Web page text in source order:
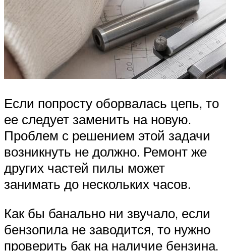
Если попросту оборвалась цепь, то
ее следует заменить на новую.
Проблем с решением этой задачи
возникнуть не должно. Ремонт же
других частей пилы может
занимать до нескольких часов.
Как бы банально ни звучало, если
бензопила не заводится, то нужно
проверить бак на наличие бензина.